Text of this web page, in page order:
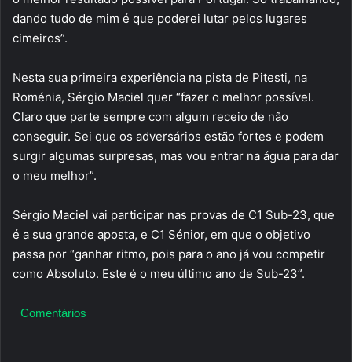
dando tudo de mim é que poderei lutar pelos lugares
cimeiros”.
Nesta sua primeira experiência na pista de Pitesti, na
Roménia, Sérgio Maciel quer “fazer o melhor possível.
Claro que parte sempre com algum receio de não
conseguir. Sei que os adversários estão fortes e podem
surgir algumas surpresas, mas vou entrar na água para dar
o meu melhor”.
Sérgio Maciel vai participar nas provas de C1 Sub-23, que
é a sua grande aposta, e C1 Sénior, em que o objetivo
passa por “ganhar ritmo, pois para o ano já vou competir
como Absoluto. Este é o meu último ano de Sub-23”.
Comentários